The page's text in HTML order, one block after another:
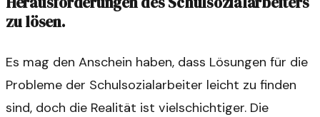
zu lösen.
Es mag den Anschein haben, dass Lösungen für die
Probleme der Schulsozialarbeiter leicht zu finden
sind, doch die Realität ist vielschichtiger. Die